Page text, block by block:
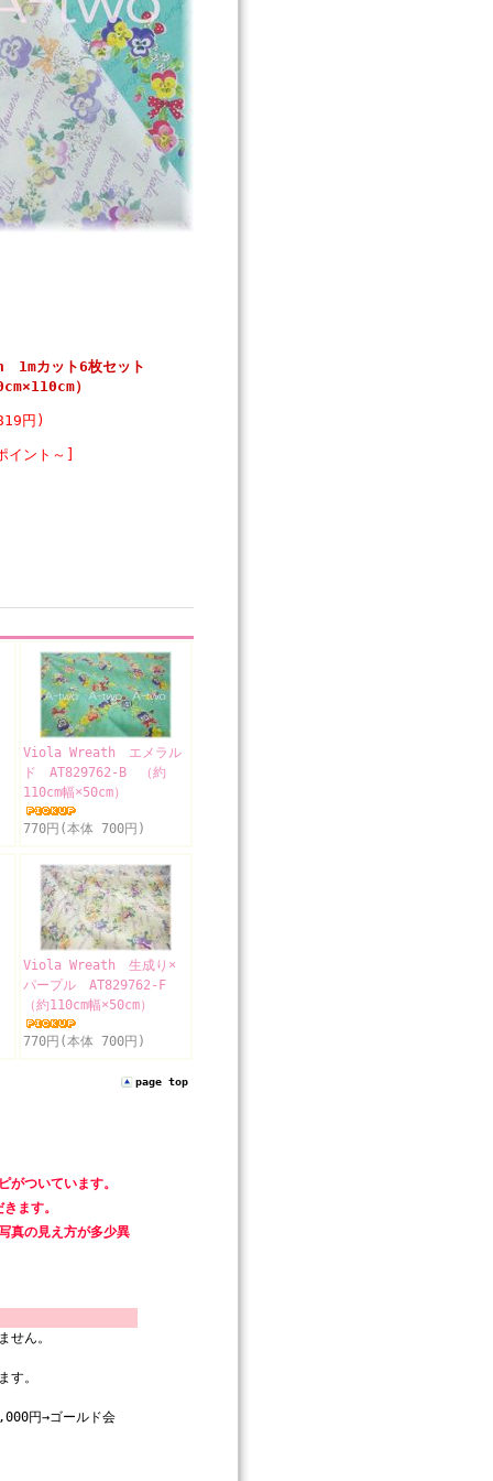
1mカット6枚セット
）
円)
イント～]
Viola Wreath エメラル
ド AT829762-B （約
110cm幅×50cm）
770円(本体 700円)
Viola Wreath 生成り×
パープル AT829762-F
（約110cm幅×50cm）
770円(本体 700円)
page top
ついています。
ます。
真の見え方が多少異
せん。
す。
円→ゴールド会